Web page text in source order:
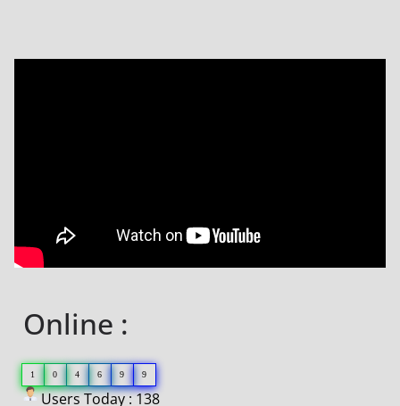
Online :
1 0 4 6 9 9
Users Today : 138